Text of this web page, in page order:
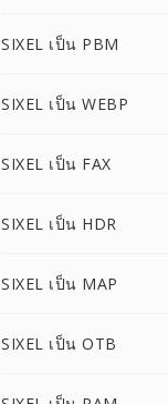
SIXEL เป็น PBM
SIXEL เป็น WEBP
SIXEL เป็น FAX
SIXEL เป็น HDR
SIXEL เป็น MAP
SIXEL เป็น OTB